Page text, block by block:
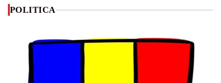
POLITICA